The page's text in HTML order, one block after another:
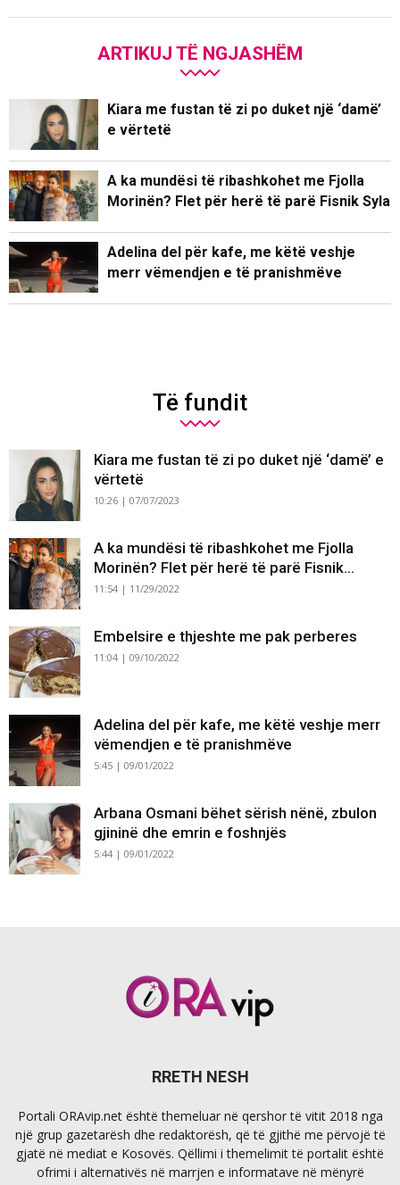
ARTIKUJ TË NGJASHËM
Kiara me fustan të zi po duket një ‘damë’
e vërtetë
A ka mundësi të ribashkohet me Fjolla
Morinën? Flet për herë të parë Fisnik Syla
Adelina del për kafe, me këtë veshje
merr vëmendjen e të pranishmëve
Të fundit
Kiara me fustan të zi po duket një ‘damë’ e
vërtetë
10:26 | 07/07/2023
A ka mundësi të ribashkohet me Fjolla
Morinën? Flet për herë të parë Fisnik...
11:54 | 11/29/2022
Embelsire e thjeshte me pak perberes
11:04 | 09/10/2022
Adelina del për kafe, me këtë veshje merr
vëmendjen e të pranishmëve
5:45 | 09/01/2022
Arbana Osmani bëhet sërish nënë, zbulon
gjininë dhe emrin e foshnjës
5:44 | 09/01/2022
RRETH NESH
Portali ORAvip.net është themeluar në qershor të vitit 2018 nga
një grup gazetarësh dhe redaktorësh, që të gjithë me përvojë të
gjatë në mediat e Kosovës. Qëllimi i themelimit të portalit është
ofrimi i alternativës në marrjen e informatave në mënyrë